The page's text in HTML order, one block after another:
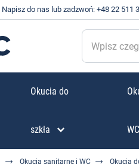
Napisz do nas lub zadzwoń: +48 22 511
Okucia do
szkła
Okucia sanitarne i WC Okucia